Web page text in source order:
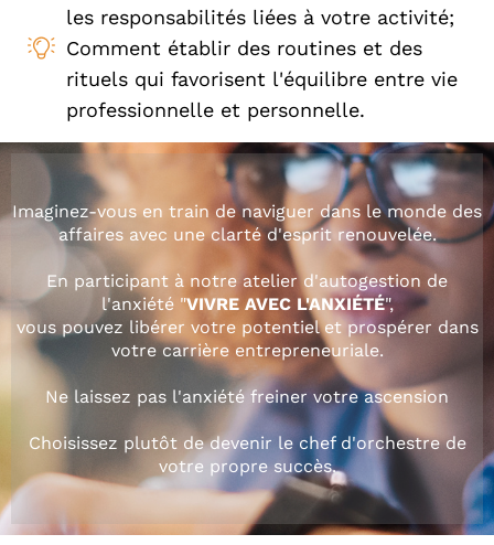
les responsabilités liées à votre activité;
Comment établir des routines et des
rituels qui favorisent l'équilibre entre vie
professionnelle et personnelle.
Imaginez-vous en train de naviguer dans le monde des
affaires avec une clarté d'esprit renouvelée.
En participant à notre atelier d'autogestion de
l'anxiété "VIVRE AVEC L'ANXIÉTÉ",
vous pouvez libérer votre potentiel et prospérer dans
votre carrière entrepreneuriale.
Ne laissez pas l'anxiété freiner votre ascension
Choisissez plutôt de devenir le chef d'orchestre de
votre propre succès.